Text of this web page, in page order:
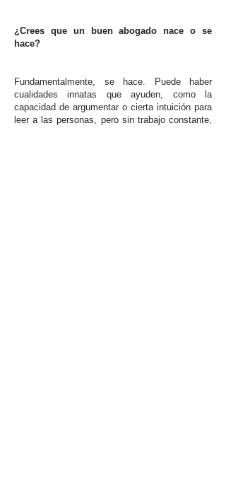
¿Crees que un buen abogado nace o se
hace?
Fundamentalmente, se hace. Puede haber
cualidades innatas que ayuden, como la
capacidad de argumentar o cierta intuición para
leer a las personas, pero sin trabajo constante,